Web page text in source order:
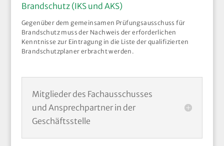
Brandschutz (IKS und AKS)
Gegenüber dem gemeinsamen Prüfungsausschuss für
Brandschutz muss der Nachweis der erforderlichen
Kenntnisse zur Eintragung in die Liste der qualifizierten
Brandschutzplaner erbracht werden.
Mitglieder des Fachausschusses
und Ansprechpartner in der
Geschäftsstelle